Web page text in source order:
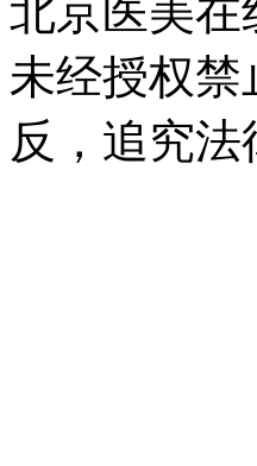
北京医美在
未经授权
反，追究法